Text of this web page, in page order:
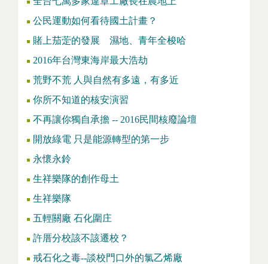
公民運動如何看待國土計畫？
賭上茄萣的發展 濕地、青年全梭哈
2016年台灣東海岸最大浩劫
荒野不荒 人與自然有多遠，有多近
你所不知道的核安演習
不再讓你獨自承擔 -- 2016民間核廢論壇
開放綠電 只是能源轉型的第一步
永懷永鈴
生祥樂隊的創作母土
生祥樂隊
五輕關廠 石化圍庄
許厝分校該不該遷校？
戒石化之毒--談校門口外的氯乙烯廠